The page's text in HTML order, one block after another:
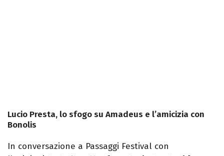
Lucio Presta, lo sfogo su Amadeus e l’amicizia con
Bonolis
In conversazione a Passaggi Festival con